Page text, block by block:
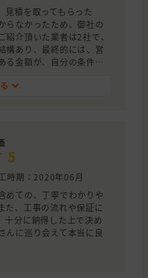
見積を取ってもらった
らなかったため、御社の
介頂いた業者は2社で、
構あり、最終的には、営
る金額が、自分の条件に
、透明な塗装をご提案頂
5
時期：2020年06月
めての、丁寧でわかりや
た、工事の流れや保証に
十分に納得した上で決め
んに巡り会えて本当に良